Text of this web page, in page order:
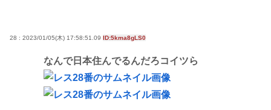
28 : 2023/01/05(木) 17:58:51.09 ID:5kma8gLS0
なんで日本住んでるんだろコイツら